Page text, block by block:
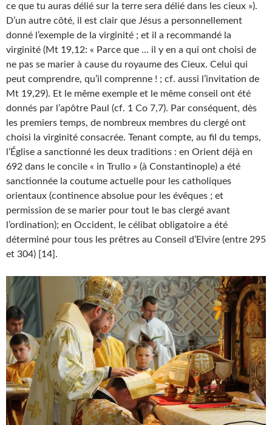
ce que tu auras délié sur la terre sera délié dans les cieux »).
D’un autre côté, il est clair que Jésus a personnellement
donné l’exemple de la virginité ; et il a recommandé la
virginité (Mt 19,12: « Parce que … il y en a qui ont choisi de
ne pas se marier à cause du royaume des Cieux. Celui qui
peut comprendre, qu’il comprenne ! ; cf. aussi l’invitation de
Mt 19,29). Et le même exemple et le même conseil ont été
donnés par l’apôtre Paul (cf. 1 Co 7,7). Par conséquent, dès
les premiers temps, de nombreux membres du clergé ont
choisi la virginité consacrée. Tenant compte, au fil du temps,
l’Église a sanctionné les deux traditions : en Orient déjà en
692 dans le concile « in Trullo » (à Constantinople) a été
sanctionnée la coutume actuelle pour les catholiques
orientaux (continence absolue pour les évêques ; et
permission de se marier pour tout le bas clergé avant
l’ordination); en Occident, le célibat obligatoire a été
déterminé pour tous les prêtres au Conseil d’Elvire (entre 295
et 304) [14].